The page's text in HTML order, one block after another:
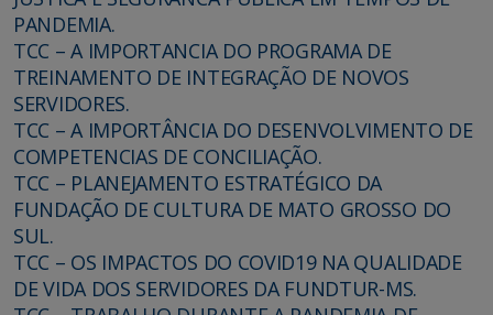
PANDEMIA.
TCC – A IMPORTANCIA DO PROGRAMA DE
TREINAMENTO DE INTEGRAÇÃO DE NOVOS
SERVIDORES.
TCC – A IMPORTÂNCIA DO DESENVOLVIMENTO DE
COMPETENCIAS DE CONCILIAÇÃO.
TCC – PLANEJAMENTO ESTRATÉGICO DA
FUNDAÇÃO DE CULTURA DE MATO GROSSO DO
SUL.
TCC – OS IMPACTOS DO COVID19 NA QUALIDADE
DE VIDA DOS SERVIDORES DA FUNDTUR-MS.